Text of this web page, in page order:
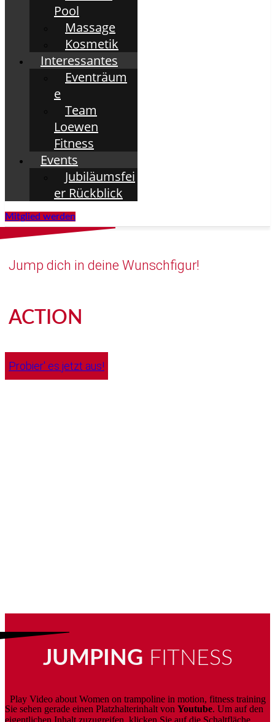
Pool
Massage
Kosmetik
Interessantes
Eventräum
e
Team
Loewen
Fitness
Events
Jubiläumsfei
er Rückblick
Mitglied werden
Jump dich in deine Wunschfigur!
ACTION
Probier' es jetzt aus!
JUMPING FITNESS
Sie sehen gerade einen Platzhalterinhalt von Youtube. Um auf den
eigentlichen Inhalt zuzugreifen, klicken Sie auf die Schaltfläche
Play Video about Women on trampoline in motion, fitness training